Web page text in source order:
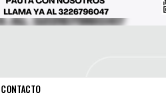
CONTACTO